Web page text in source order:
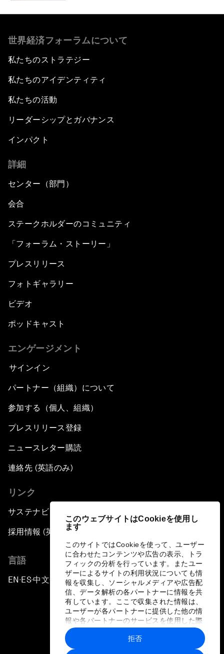
このウェブサイトはCookieを使用し
ます
このサイトではCookieを使って、ユーザー
に合わせたコンテンツや広告の表示、トラ
フィックの分析を行っています。またユー
ザーによるサイトの利用状況についても情
報を収集し、ソーシャルメディアや広告配
信、データ解析の各パートナーに情報を共
有しています。ここで収集された情報は、
ユーザーが各パートナーに提供した他の情
報や各パートナーのサービスを使用した際
に収集された情報と組み合わされ、各パー
トナーによって使用されることがありま
す。
拒否
世界経済フォーラムについて
私たちのストラテジー
私たちのアイデンティティ
私たちの活動
リーダーシップとガバナンス
インパクト
詳細
センター（部門）
会合
ステークホルダーのコミュニティ
「フォーラム・ストーリー」
プレスリリース
フォトギャラリー
ビデオ
ポッドキャスト
エンゲージメント
サインイン
パートナー（組織）について
参加する（個人、組織）
プレスリリース登録
ニュースレター購読
連絡先 (英語のみ)
リンク
サステナビリティへの取り組み
採用情報 (英語のみ)
言語
EN ▪ ES▪中文▪ 日本語
プライバシーポリシーと利用規約